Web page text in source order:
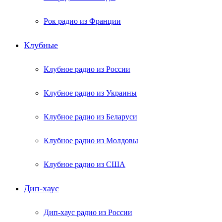
Рок радио из Франции
Клубные
Клубное радио из России
Клубное радио из Украины
Клубное радио из Беларуси
Клубное радио из Молдовы
Клубное радио из США
Дип-хаус
Дип-хаус радио из России